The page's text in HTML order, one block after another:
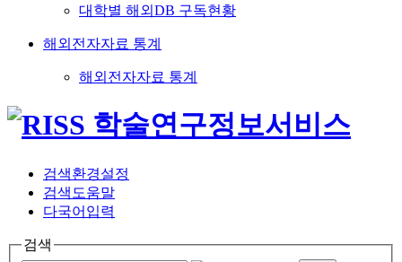
대학별 해외DB 구독현황
해외전자자료 통계
해외전자자료 통계
검색환경설정
검색도움말
다국어입력
검색